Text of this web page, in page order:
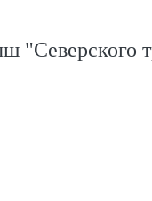
"Северского